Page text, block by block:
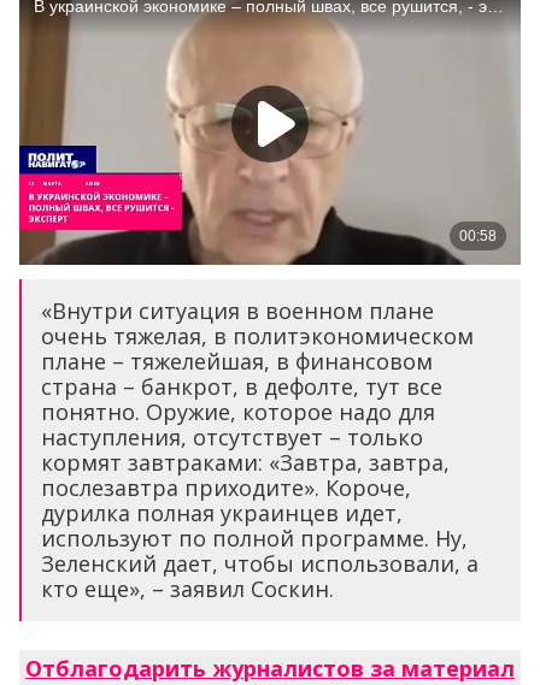
«Внутри ситуация в военном плане
очень тяжелая, в политэкономическом
плане – тяжелейшая, в финансовом
страна – банкрот, в дефолте, тут все
понятно. Оружие, которое надо для
наступления, отсутствует – только
кормят завтраками: «Завтра, завтра,
послезавтра приходите». Короче,
дурилка полная украинцев идет,
используют по полной программе. Ну,
Зеленский дает, чтобы использовали, а
кто еще», – заявил Соскин.
Отблагодарить журналистов за материал